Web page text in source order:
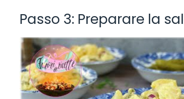
Passo 3: Preparare la